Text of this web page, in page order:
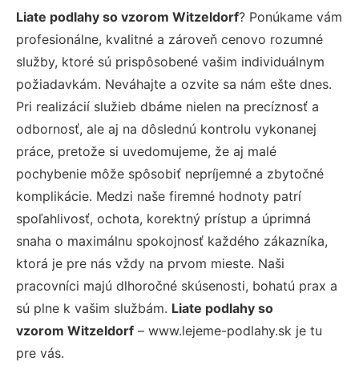
Liate podlahy so vzorom Witzeldorf? Ponúkame vám
profesionálne, kvalitné a zároveň cenovo rozumné
služby, ktoré sú prispôsobené vašim individuálnym
požiadavkám. Neváhajte a ozvite sa nám ešte dnes.
Pri realizácií služieb dbáme nielen na precíznosť a
odbornosť, ale aj na dôslednú kontrolu vykonanej
práce, pretože si uvedomujeme, že aj malé
pochybenie môže spôsobiť nepríjemné a zbytočné
komplikácie. Medzi naše firemné hodnoty patrí
spoľahlivosť, ochota, korektný prístup a úprimná
snaha o maximálnu spokojnosť každého zákazníka,
ktorá je pre nás vždy na prvom mieste. Naši
pracovníci majú dlhoročné skúsenosti, bohatú prax a
sú plne k vašim službám. Liate podlahy so
vzorom Witzeldorf – www.lejeme-podlahy.sk je tu
pre vás.